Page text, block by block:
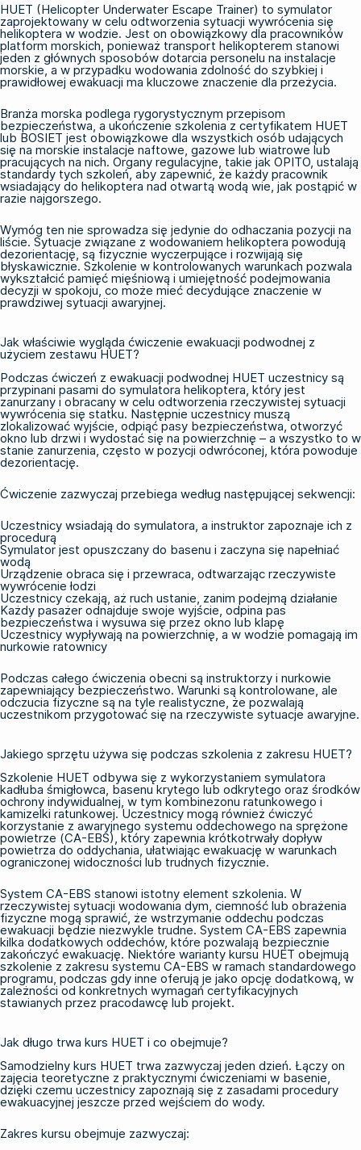
HUET (Helicopter Underwater Escape Trainer) to symulator
zaprojektowany w celu odtworzenia sytuacji wywrócenia się
helikoptera w wodzie. Jest on obowiązkowy dla pracowników
platform morskich, ponieważ transport helikopterem stanowi
jeden z głównych sposobów dotarcia personelu na instalacje
morskie, a w przypadku wodowania zdolność do szybkiej i
prawidłowej ewakuacji ma kluczowe znaczenie dla przeżycia.
Branża morska podlega rygorystycznym przepisom
bezpieczeństwa, a ukończenie szkolenia z certyfikatem HUET
lub BOSIET jest obowiązkowe dla wszystkich osób udających
się na morskie instalacje naftowe, gazowe lub wiatrowe lub
pracujących na nich. Organy regulacyjne, takie jak OPITO, ustalają
standardy tych szkoleń, aby zapewnić, że każdy pracownik
wsiadający do helikoptera nad otwartą wodą wie, jak postąpić w
razie najgorszego.
Wymóg ten nie sprowadza się jedynie do odhaczania pozycji na
liście. Sytuacje związane z wodowaniem helikoptera powodują
dezorientację, są fizycznie wyczerpujące i rozwijają się
błyskawicznie. Szkolenie w kontrolowanych warunkach pozwala
wykształcić pamięć mięśniową i umiejętność podejmowania
decyzji w spokoju, co może mieć decydujące znaczenie w
prawdziwej sytuacji awaryjnej.
Jak właściwie wygląda ćwiczenie ewakuacji podwodnej z
użyciem zestawu HUET?
Podczas ćwiczeń z ewakuacji podwodnej HUET uczestnicy są
przypinani pasami do symulatora helikoptera, który jest
zanurzany i obracany w celu odtworzenia rzeczywistej sytuacji
wywrócenia się statku. Następnie uczestnicy muszą
zlokalizować wyjście, odpiąć pasy bezpieczeństwa, otworzyć
okno lub drzwi i wydostać się na powierzchnię – a wszystko to w
stanie zanurzenia, często w pozycji odwróconej, która powoduje
dezorientację.
Ćwiczenie zazwyczaj przebiega według następującej sekwencji:
Uczestnicy wsiadają do symulatora, a instruktor zapoznaje ich z
procedurą
Symulator jest opuszczany do basenu i zaczyna się napełniać
wodą
Urządzenie obraca się i przewraca, odtwarzając rzeczywiste
wywrócenie łodzi
Uczestnicy czekają, aż ruch ustanie, zanim podejmą działanie
Każdy pasażer odnajduje swoje wyjście, odpina pas
bezpieczeństwa i wysuwa się przez okno lub klapę
Uczestnicy wypływają na powierzchnię, a w wodzie pomagają im
nurkowie ratownicy
Podczas całego ćwiczenia obecni są instruktorzy i nurkowie
zapewniający bezpieczeństwo. Warunki są kontrolowane, ale
odczucia fizyczne są na tyle realistyczne, że pozwalają
uczestnikom przygotować się na rzeczywiste sytuacje awaryjne.
Jakiego sprzętu używa się podczas szkolenia z zakresu HUET?
Szkolenie HUET odbywa się z wykorzystaniem symulatora
kadłuba śmigłowca, basenu krytego lub odkrytego oraz środków
ochrony indywidualnej, w tym kombinezonu ratunkowego i
kamizelki ratunkowej. Uczestnicy mogą również ćwiczyć
korzystanie z awaryjnego systemu oddechowego na sprężone
powietrze (CA-EBS), który zapewnia krótkotrwały dopływ
powietrza do oddychania, ułatwiając ewakuację w warunkach
ograniczonej widoczności lub trudnych fizycznie.
System CA-EBS stanowi istotny element szkolenia. W
rzeczywistej sytuacji wodowania dym, ciemność lub obrażenia
fizyczne mogą sprawić, że wstrzymanie oddechu podczas
ewakuacji będzie niezwykle trudne. System CA-EBS zapewnia
kilka dodatkowych oddechów, które pozwalają bezpiecznie
zakończyć ewakuację. Niektóre warianty kursu HUET obejmują
szkolenie z zakresu systemu CA-EBS w ramach standardowego
programu, podczas gdy inne oferują je jako opcję dodatkową, w
zależności od konkretnych wymagań certyfikacyjnych
stawianych przez pracodawcę lub projekt.
Jak długo trwa kurs HUET i co obejmuje?
Samodzielny kurs HUET trwa zazwyczaj jeden dzień. Łączy on
zajęcia teoretyczne z praktycznymi ćwiczeniami w basenie,
dzięki czemu uczestnicy zapoznają się z zasadami procedury
ewakuacyjnej jeszcze przed wejściem do wody.
Zakres kursu obejmuje zazwyczaj: